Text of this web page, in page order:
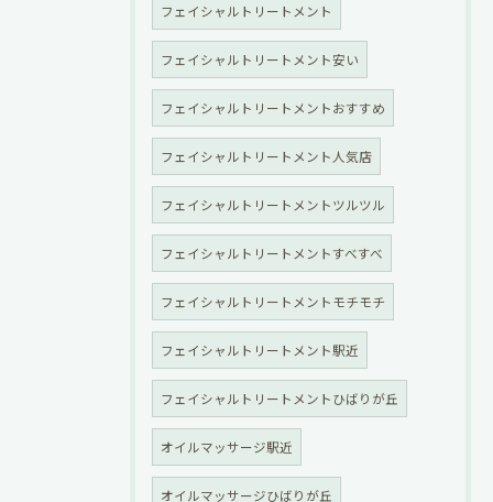
フェイシャルトリートメント
フェイシャルトリートメント安い
フェイシャルトリートメントおすすめ
フェイシャルトリートメント人気店
フェイシャルトリートメントツルツル
フェイシャルトリートメントすべすべ
フェイシャルトリートメントモチモチ
フェイシャルトリートメント駅近
フェイシャルトリートメントひばりが丘
オイルマッサージ駅近
オイルマッサージひばりが丘